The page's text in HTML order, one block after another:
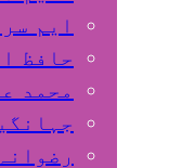
ایم
حافظ
محمد